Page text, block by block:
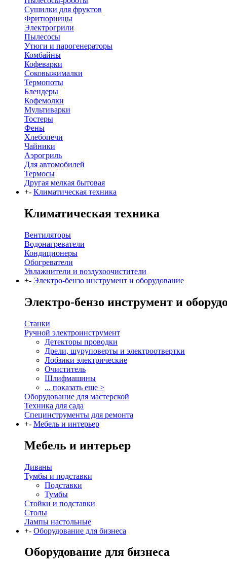
Сушилки для фруктов
Фритюрницы
Электрогрили
Пылесосы
Утюги и парогенераторы
Комбайны
Кофеварки
Соковыжималки
Термопоты
Блендеры
Кофемолки
Мультиварки
Тостеры
Фены
Хлебопечи
Чайники
Аэрогриль
Для автомобилей
Термосы
Другая мелкая бытовая
+- Климатическая техника
Климатическая техника
Вентиляторы
Водонагреватели
Кондиционеры
Обогреватели
Увлажнители и воздухоочистители
+- Электро-бензо инструмент и оборудование
Электро-бензо инструмент и
Станки
Ручной электроинструмент
Детекторы проводки
Дрели, шуруповерты и электроотвертки
Лобзики электрические
Очиститель
Шлифмашины
... показать еще >
Оборудование для мастерской
Техника для сада
Специнструменты для ремонта
+- Мебель и интерьер
Мебель и интерьер
Диваны
Тумбы и подставки
Подставки
Тумбы
Стойки и подставки
Столы
Лампы настольные
+- Оборудование для бизнеса
Оборудование для бизнеса